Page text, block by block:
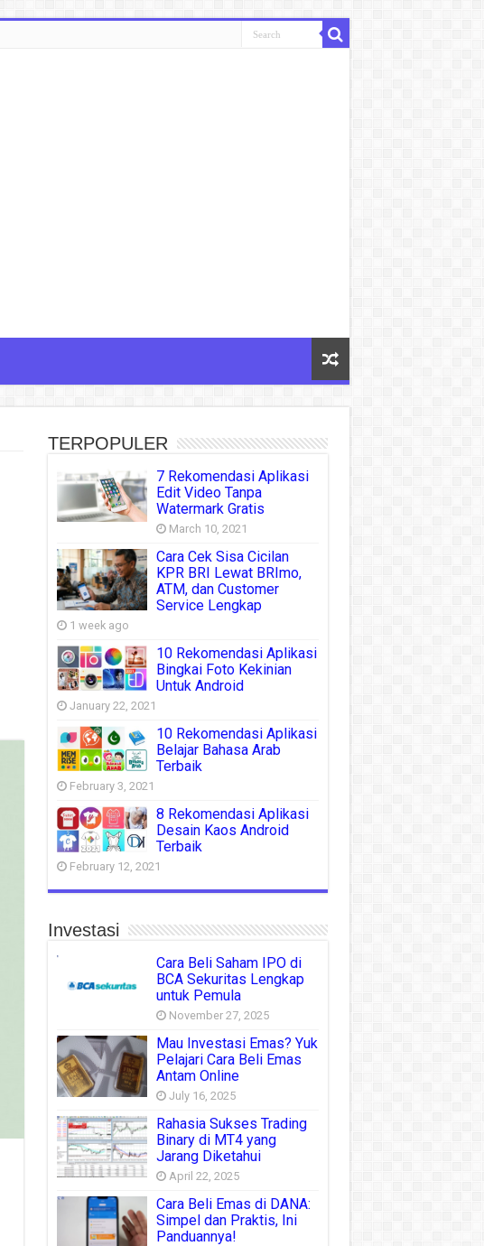
TERPOPULER
7 Rekomendasi Aplikasi
Edit Video Tanpa
Watermark Gratis
March 10, 2021
Cara Cek Sisa Cicilan
KPR BRI Lewat BRImo,
ATM, dan Customer
Service Lengkap
1 week ago
10 Rekomendasi Aplikasi
Bingkai Foto Kekinian
Untuk Android
January 22, 2021
10 Rekomendasi Aplikasi
Belajar Bahasa Arab
Terbaik
February 3, 2021
8 Rekomendasi Aplikasi
Desain Kaos Android
Terbaik
February 12, 2021
Investasi
Cara Beli Saham IPO di
BCA Sekuritas Lengkap
untuk Pemula
November 27, 2025
Mau Investasi Emas? Yuk
Pelajari Cara Beli Emas
Antam Online
July 16, 2025
Rahasia Sukses Trading
Binary di MT4 yang
Jarang Diketahui
April 22, 2025
Cara Beli Emas di DANA:
Simpel dan Praktis, Ini
Panduannya!